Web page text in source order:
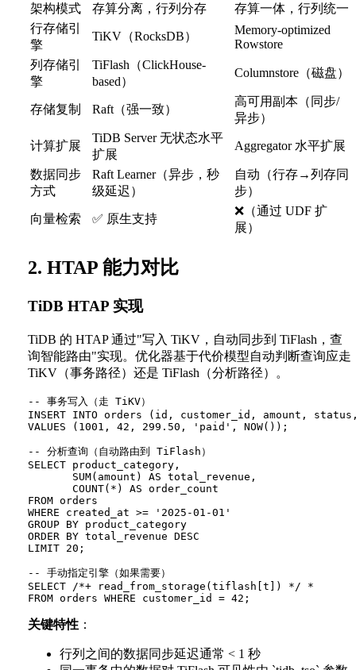
架构模式
存算分离，行列分存
存算一体，行列统一
行存储引
擎
TiKV（RocksDB）
Memory-optimized
Rowstore
列存储引
擎
TiFlash（ClickHouse-
based）
Columnstore（磁盘）
存储复制 Raft（强一致）
高可用副本（同步/
异步）
计算扩展
TiDB Server 无状态水平
扩展
Aggregator 水平扩展
数据同步
方式
Raft Learner（异步，秒
级延迟）
自动（行存→列存同
步）
向量检索 ✅ 原生支持
❌（通过 UDF 扩
展）
2. HTAP 能力对比
TiDB HTAP 实现
TiDB 的 HTAP 通过"写入 TiKV，自动同步到 TiFlash，查
询智能路由"实现。优化器基于代价模型自动判断查询应走
TiKV（事务路径）还是 TiFlash（分析路径）。
-- 事务写入（走 TiKV）
INSERT INTO orders (id, customer_id, amount,
VALUES (1001, 42, 299.50, 'paid', NOW());
-- 分析查询（自动路由到 TiFlash）
SELECT product_category,
       SUM(amount) AS total_revenue,
       COUNT(*) AS order_count
FROM orders
WHERE created_at >= '2025-01-01'
GROUP BY product_category
ORDER BY total_revenue DESC
LIMIT 20;
-- 手动指定引擎（如果需要）
SELECT /*+ read_from_storage(tiflash[t]) */ *
关键特性 ：
行列之间的数据同步延迟通常 < 1 秒